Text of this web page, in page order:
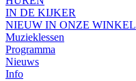
IN DE KIJKER
NIEUW IN ONZE WINKEL
Muzieklessen
Programma
Nieuws
Info